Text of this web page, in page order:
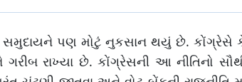
સમુદાયને પણ મોટું નુકસાન થયું છે. કોંગ્રેસે
રાખ્યા છે. કોંગ્રેસની આ નીતિનો